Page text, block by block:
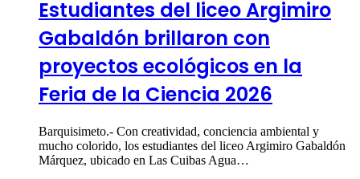
Estudiantes del liceo Argimiro
Gabaldón brillaron con
proyectos ecológicos en la
Feria de la Ciencia 2026
Barquisimeto.- Con creatividad, conciencia ambiental y
mucho colorido, los estudiantes del liceo Argimiro Gabaldón
Márquez, ubicado en Las Cuibas Agua…